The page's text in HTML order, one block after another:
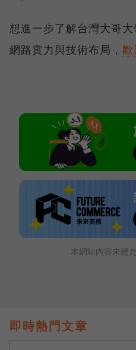
想進一步了解台灣大哥
網路實力與技術布局， 歡
本網站內容未經
即時熱門文章